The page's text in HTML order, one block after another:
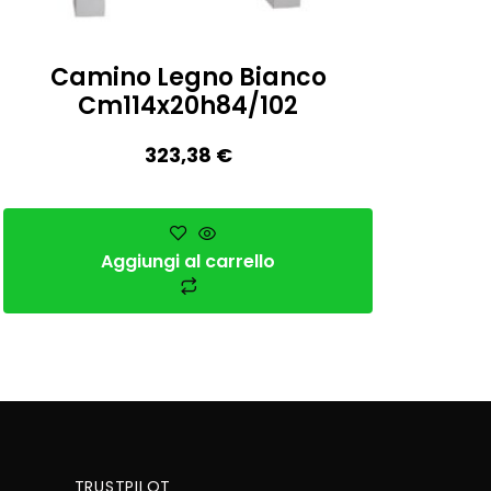
Camino Legno Bianco
Cm114x20h84/102
323,38 €
Aggiungi al carrello
TRUSTPILOT